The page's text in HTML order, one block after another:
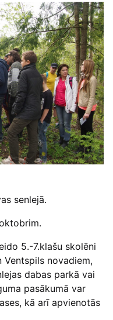
senlejā.
5.-7.klašu skolēni
Ventspils novadiem,
dabas parkā vai
pasākumā var
kā arī apvienotās